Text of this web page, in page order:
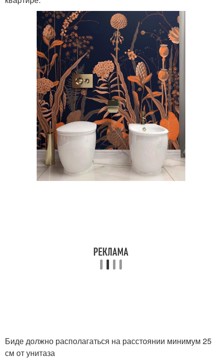
Биде должно располагаться на расстоянии минимум 25
см от унитаза